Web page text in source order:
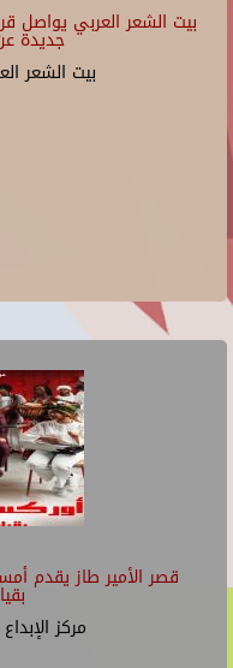
بيت الشعر العربي يواصل
جديدة
بيت الشعر
قصر الأمير طاز يقدم
مركز